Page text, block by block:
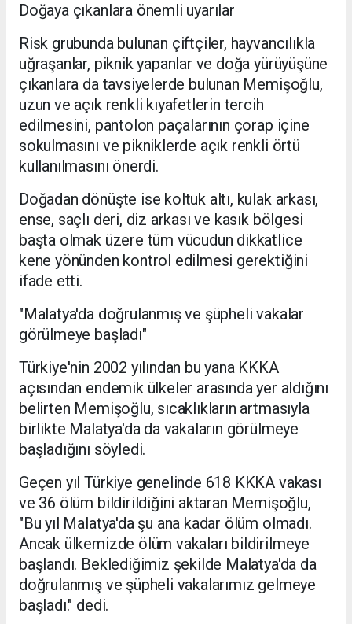
Doğaya çıkanlara önemli uyarılar
Risk grubunda bulunan çiftçiler, hayvancılıkla
uğraşanlar, piknik yapanlar ve doğa yürüyüşüne
çıkanlara da tavsiyelerde bulunan Memişoğlu,
uzun ve açık renkli kıyafetlerin tercih
edilmesini, pantolon paçalarının çorap içine
sokulmasını ve pikniklerde açık renkli örtü
kullanılmasını önerdi.
Doğadan dönüşte ise koltuk altı, kulak arkası,
ense, saçlı deri, diz arkası ve kasık bölgesi
başta olmak üzere tüm vücudun dikkatlice
kene yönünden kontrol edilmesi gerektiğini
ifade etti.
"Malatya'da doğrulanmış ve şüpheli vakalar
görülmeye başladı"
Türkiye'nin 2002 yılından bu yana KKKA
açısından endemik ülkeler arasında yer aldığını
belirten Memişoğlu, sıcaklıkların artmasıyla
birlikte Malatya'da da vakaların görülmeye
başladığını söyledi.
Geçen yıl Türkiye genelinde 618 KKKA vakası
ve 36 ölüm bildirildiğini aktaran Memişoğlu,
"Bu yıl Malatya'da şu ana kadar ölüm olmadı.
Ancak ülkemizde ölüm vakaları bildirilmeye
başlandı. Beklediğimiz şekilde Malatya'da da
doğrulanmış ve şüpheli vakalarımız gelmeye
başladı." dedi.